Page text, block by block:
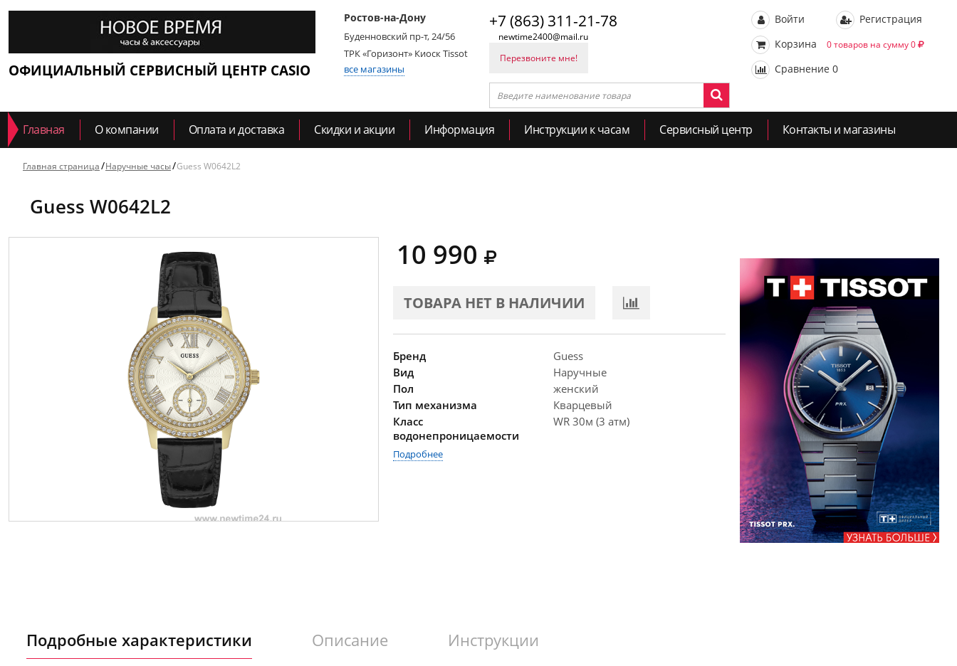
ОФИЦИАЛЬНЫЙ СЕРВИСНЫЙ ЦЕНТР CASIO
Ростов-на-Дону
Буденновский пр-т, 24/56
ТРК «Горизонт» Киоск Tissot
все магазины
+7 (863) 311-21-78
newtime2400@mail.ru
Перезвоните мне!
Войти
Регистрация
Корзина
0 товаров на сумму 0
Сравнение 0
Главная О компании Оплата и доставка Скидки и акции Информация Инструкции к часам Сервисный центр Контакты и магазины
Главная страница Наручные часы Guess W0642L2
Guess W0642L2
10 990
ТОВАРА НЕТ В НАЛИЧИИ
Бренд
Guess
Вид
Наручные
Пол
женский
Тип механизма
Кварцевый
Класс
водонепроницаемости
WR 30м (3 атм)
Подробнее
Подробные характеристики Описание Инструкции